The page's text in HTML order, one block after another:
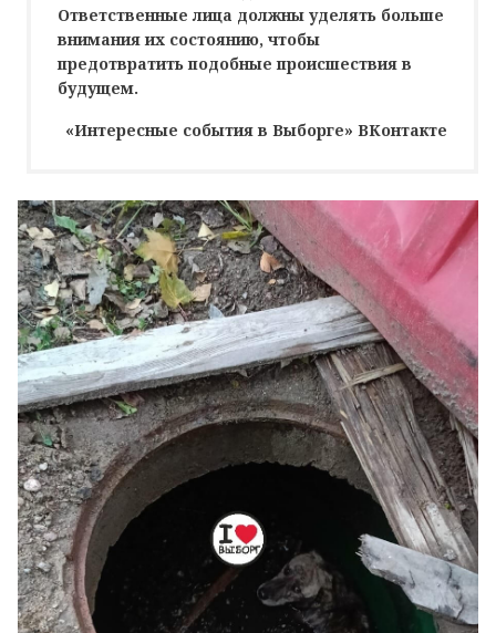
Ответственные лица должны уделять больше
внимания их состоянию, чтобы
предотвратить подобные происшествия в
будущем.
«Интересные события в Выборге» ВКонтакте